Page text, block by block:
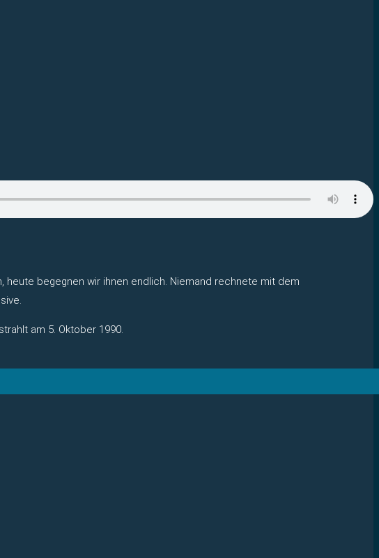
begegnen wir ihnen endlich. Niemand rechnete mit dem
am 5. Oktober 1990.